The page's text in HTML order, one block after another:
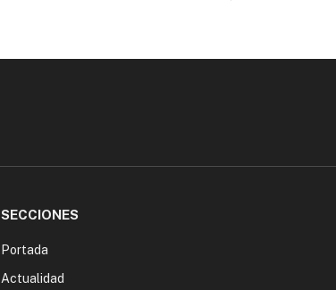
SECCIONES
Portada
Actualidad